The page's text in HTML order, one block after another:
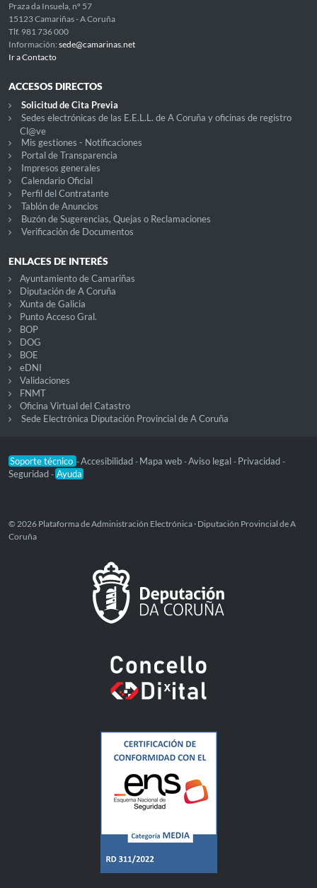
Praza da Insuela, nº 57
15123 Camariñas - A Coruña
Tlf. 981 736 000
Información: sede@camarinas.net
Ir a Contacto
ACCESOS DIRECTOS
Solicitud de Cita Previa
Sedes electrónicas de las E.E.L.L. de A Coruña y oficinas de registro
Cl@ve
Mis gestiones - Notificaciones
Portal de Transparencia
Impresos generales
Calendario Oficial
Perfil del Contratante
Tablón de Anuncios
Buzón de Sugerencias, Quejas o Reclamaciones
Verificación de Documentos
ENLACES DE INTERÉS
Ayuntamiento de Camariñas
Diputación de A Coruña
Xunta de Galicia
Punto Acceso Gral.
BOP
DOG
BOE
eDNI
Validaciones
FNMT
Oficina Virtual del Catastro
Sede Electrónica Diputación Provincial de A Coruña
Soporte técnico -Accesibilidad - Mapa web -Aviso legal - Privacidad -
Seguridad - Ayuda
© 2026 Plataforma de Administración Electrónica · Diputación Provincial de A
Coruña